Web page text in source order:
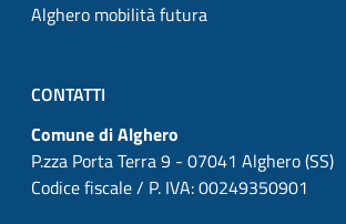
Alghero mobilità futura
CONTATTI
Comune di Alghero
P.zza Porta Terra 9 - 07041 Alghero (SS)
Codice fiscale / P. IVA: 00249350901